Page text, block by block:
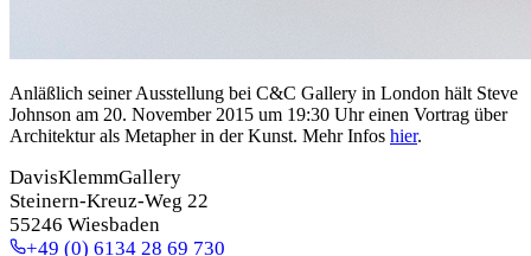
Anläßlich seiner Ausstellung bei C&C Gallery in London hält Steve
Johnson am 20. November 2015 um 19:30 Uhr einen Vortrag über
Architektur als Metapher in der Kunst. Mehr Infos hier.
DavisKlemmGallery
Steinern-Kreuz-Weg 22
55246 Wiesbaden
+49 (0) 6134 28 69 730